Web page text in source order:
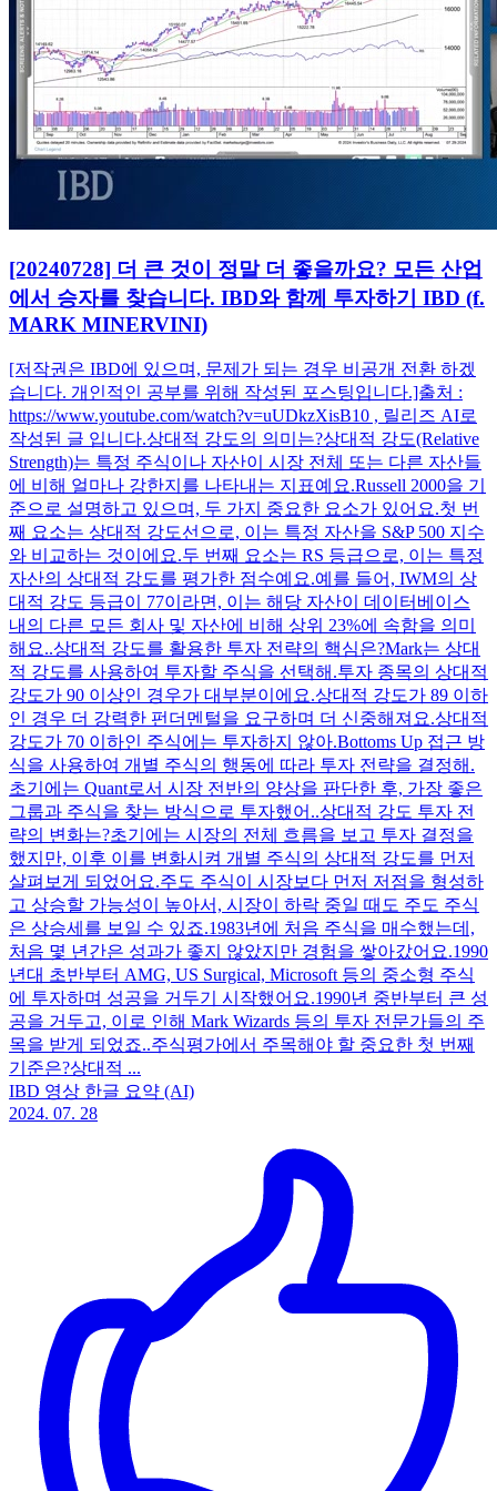
[20240728] 더 큰 것이 정말 더 좋을까요? 모든 산업
에서 승자를 찾습니다. IBD와 함께 투자하기 IBD (f.
MARK MINERVINI)
[저작권은 IBD에 있으며, 문제가 되는 경우 비공개 전환 하겠
습니다. 개인적인 공부를 위해 작성된 포스팅입니다.]출처 :
https://www.youtube.com/watch?v=uUDkzXisB10 , 릴리즈 AI로
작성된 글 입니다.상대적 강도의 의미는?상대적 강도(Relative
Strength)는 특정 주식이나 자산이 시장 전체 또는 다른 자산들
에 비해 얼마나 강한지를 나타내는 지표예요.Russell 2000을 기
준으로 설명하고 있으며, 두 가지 중요한 요소가 있어요.첫 번
째 요소는 상대적 강도선으로, 이는 특정 자산을 S&P 500 지수
와 비교하는 것이에요.두 번째 요소는 RS 등급으로, 이는 특정
자산의 상대적 강도를 평가한 점수예요.예를 들어, IWM의 상
대적 강도 등급이 77이라면, 이는 해당 자산이 데이터베이스
내의 다른 모든 회사 및 자산에 비해 상위 23%에 속함을 의미
해요..상대적 강도를 활용한 투자 전략의 핵심은?Mark는 상대
적 강도를 사용하여 투자할 주식을 선택해.투자 종목의 상대적
강도가 90 이상인 경우가 대부분이에요.상대적 강도가 89 이하
인 경우 더 강력한 펀더멘털을 요구하며 더 신중해져요.상대적
강도가 70 이하인 주식에는 투자하지 않아.Bottoms Up 접근 방
식을 사용하여 개별 주식의 행동에 따라 투자 전략을 결정해.
초기에는 Quant로서 시장 전반의 양상을 판단한 후, 가장 좋은
그룹과 주식을 찾는 방식으로 투자했어..상대적 강도 투자 전
략의 변화는?초기에는 시장의 전체 흐름을 보고 투자 결정을
했지만, 이후 이를 변화시켜 개별 주식의 상대적 강도를 먼저
살펴보게 되었어요.주도 주식이 시장보다 먼저 저점을 형성하
고 상승할 가능성이 높아서, 시장이 하락 중일 때도 주도 주식
은 상승세를 보일 수 있죠.1983년에 처음 주식을 매수했는데,
처음 몇 년간은 성과가 좋지 않았지만 경험을 쌓아갔어요.1990
년대 초반부터 AMG, US Surgical, Microsoft 등의 중소형 주식
에 투자하며 성공을 거두기 시작했어요.1990년 중반부터 큰 성
공을 거두고, 이로 인해 Mark Wizards 등의 투자 전문가들의 주
목을 받게 되었죠..주식평가에서 주목해야 할 중요한 첫 번째
기준은?상대적 ...
IBD 영상 한글 요약 (AI)
2024. 07. 28